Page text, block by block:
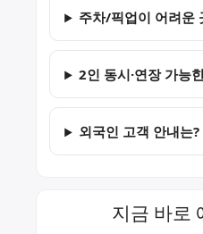
주차/픽업이 어려운
2인 동시·연장 가능
외국인 고객 안내는?
지금 바로